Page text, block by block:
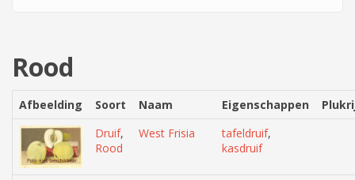
Rood
Afbeelding Soort Naam Eigenschappen
Druif,
Rood
West Frisia tafeldruif,
kasdruif